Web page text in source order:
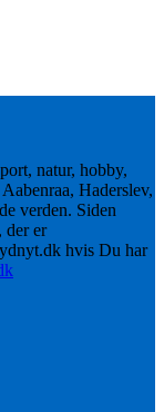
natur, hobby,
Haderslev,
verden. Siden
der er
hvis Du har